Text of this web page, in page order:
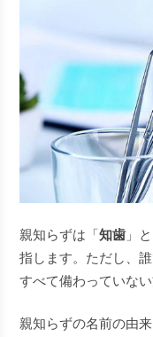
親知らずは「知歯 」
指します。ただし、
すべて備わっていない
親知らずの名前の由